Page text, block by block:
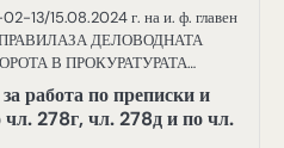
13/15.08.2024 г. на и. ф. главен
.ПРАВИЛАЗА ДЕЛОВОДНАТА
В ПРОКУРАТУРАТА…
работа по преписки и
чл. 278г, чл. 278д и по чл.